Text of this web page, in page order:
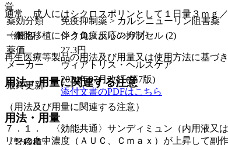
通常、成人にはシクロスポリンとして１日量３ｍｇ
〈細胞移植に伴う免疫反応の抑制〉
再生医療等製品の用法及び用量又は使用方法に基づき
用法・用量に関連する注意
（用法及び用量に関連する注意）
７．１． 〈効能共通〉サンディミュン（内用液又
リンの血中濃度（ＡＵＣ、Ｃｍａｘ）が上昇して副
覚
薬効分類
免疫抑制薬 > カルシニューリン阻害薬
一般名
シクロスポリンカプセル (2)
薬価
27.3円
メーカー
ヴィアトリス・ヘルスケア
最終更新
2024年07月改訂(第7版)
添付文書のPDFはこちら
用法・用量
〈腎移植〉